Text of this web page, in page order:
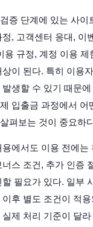
증 단계에 있는 사이
, 고객센터 응대, 이
용 규정, 계정 이용 제
이 된다. 특히 이용
생할 수 있기 때문
입출금 과정에서 어
펴보는 것이 중요하
용에서도 이용 전에는
스 조건, 추가 인증
할 필요가 있다. 일부
후 별도 조건이 적
제 처리 기준이 달라